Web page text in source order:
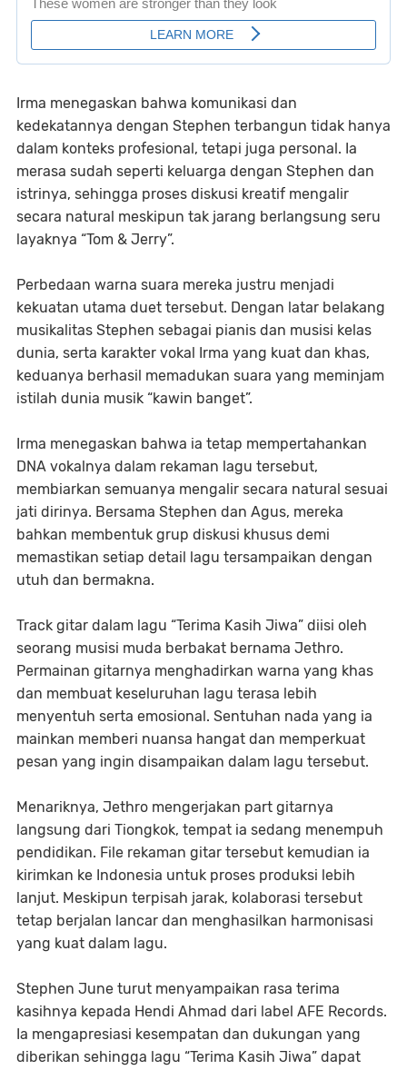
Irma menegaskan bahwa komunikasi dan
kedekatannya dengan Stephen terbangun tidak hanya
dalam konteks profesional, tetapi juga personal. Ia
merasa sudah seperti keluarga dengan Stephen dan
istrinya, sehingga proses diskusi kreatif mengalir
secara natural meskipun tak jarang berlangsung seru
layaknya “Tom & Jerry”.
Perbedaan warna suara mereka justru menjadi
kekuatan utama duet tersebut. Dengan latar belakang
musikalitas Stephen sebagai pianis dan musisi kelas
dunia, serta karakter vokal Irma yang kuat dan khas,
keduanya berhasil memadukan suara yang meminjam
istilah dunia musik “kawin banget”.
Irma menegaskan bahwa ia tetap mempertahankan
DNA vokalnya dalam rekaman lagu tersebut,
membiarkan semuanya mengalir secara natural sesuai
jati dirinya. Bersama Stephen dan Agus, mereka
bahkan membentuk grup diskusi khusus demi
memastikan setiap detail lagu tersampaikan dengan
utuh dan bermakna.
Track gitar dalam lagu “Terima Kasih Jiwa” diisi oleh
seorang musisi muda berbakat bernama Jethro.
Permainan gitarnya menghadirkan warna yang khas
dan membuat keseluruhan lagu terasa lebih
menyentuh serta emosional. Sentuhan nada yang ia
mainkan memberi nuansa hangat dan memperkuat
pesan yang ingin disampaikan dalam lagu tersebut.
Menariknya, Jethro mengerjakan part gitarnya
langsung dari Tiongkok, tempat ia sedang menempuh
pendidikan. File rekaman gitar tersebut kemudian ia
kirimkan ke Indonesia untuk proses produksi lebih
lanjut. Meskipun terpisah jarak, kolaborasi tersebut
tetap berjalan lancar dan menghasilkan harmonisasi
yang kuat dalam lagu.
Stephen June turut menyampaikan rasa terima
kasihnya kepada Hendi Ahmad dari label AFE Records.
Ia mengapresiasi kesempatan dan dukungan yang
diberikan sehingga lagu “Terima Kasih Jiwa” dapat